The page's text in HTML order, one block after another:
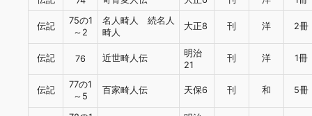
伝記
75の1
～2
名人畸人 続名人
畸人
大正8 刊 洋 2冊
伝記 76 近世畸人伝
明治
21
刊 洋 1冊
伝記
77の1
～5
百家畸人伝 天保6 刊 和 5冊